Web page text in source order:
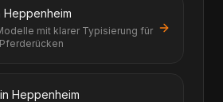
mit klarer Typisierung für
Heppenheim